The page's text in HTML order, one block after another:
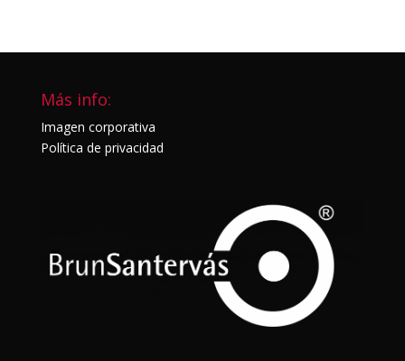
Más info:
Imagen corporativa
Política de privacidad